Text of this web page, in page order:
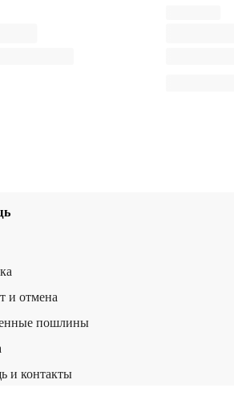
и отмена
пошлины
и контакты